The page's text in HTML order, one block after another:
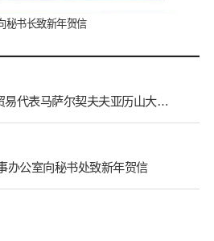
秘书长致新年贺信
[俄罗斯]俄罗斯驻韩国贸易代表马萨尔契夫夫亚历山大向秘书长致新年贺信
办公室向秘书处致新年贺信